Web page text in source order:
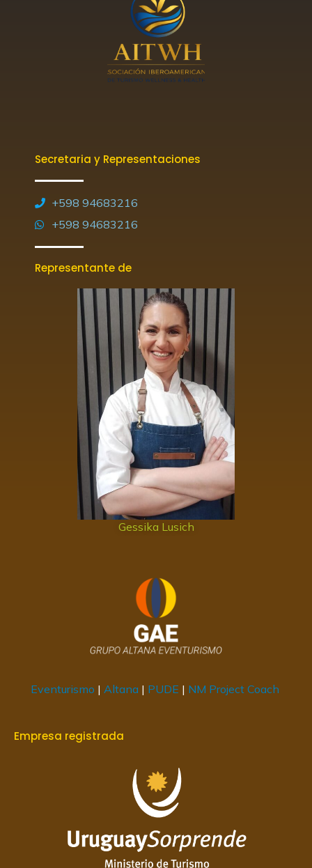
Secretaria y Representaciones
+598 94683216
+598 94683216
Representante de
Gessika Lusich
Eventurismo | Altana | PUDE | NM Project Coach
Empresa registrada